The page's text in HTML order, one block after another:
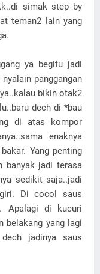
simak step by
teman2 lain yang
ya begitu jadi
panggangan
bikin otak2
dech di *bau
di atas kompor
enaknya
Yang penting
banyak jadi terasa
sedikit saja..jadi
Di cocol saus
Apalagi di kucuri
belakang yang lagi
dech jadinya saus